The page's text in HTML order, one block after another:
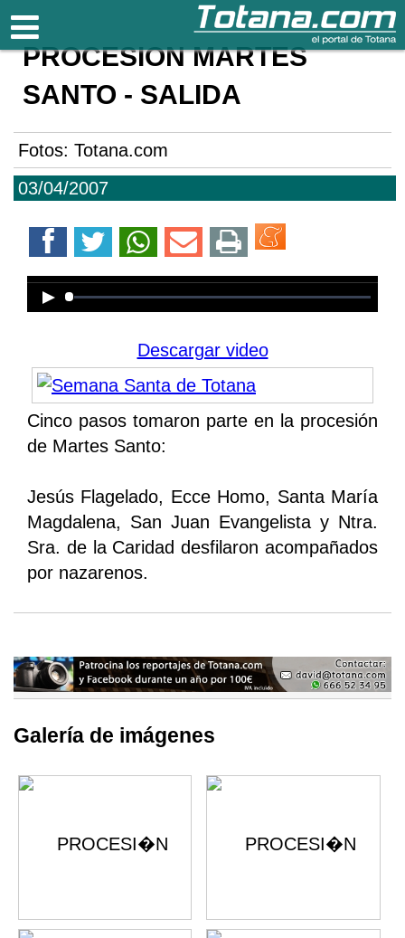
Totana.com
03/04/2007
PROCESIÓN MARTES
SANTO - SALIDA
Fotos: Totana.com
Error loading media: File could not
be played
Descargar video
Cinco pasos tomaron parte en la procesión
de Martes Santo:
Jesús Flagelado, Ecce Homo, Santa María
Magdalena, San Juan Evangelista y Ntra.
Sra. de la Caridad desfilaron acompañados
por nazarenos.
Galería de imágenes